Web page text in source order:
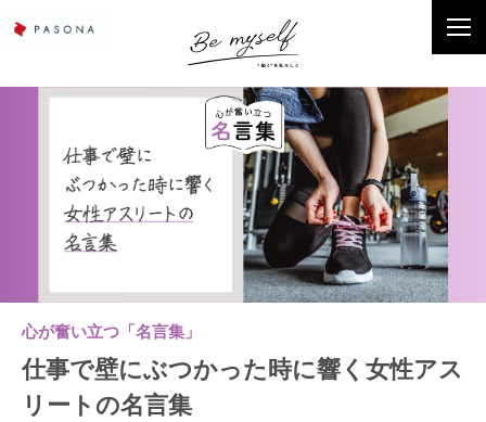
心が奮い立つ「名言集」
仕事で壁にぶつかった時に響く女性アス
リートの名言集